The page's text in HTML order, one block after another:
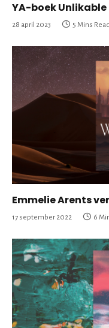
YA-boek
28 april 2023 5 Mins
Emmelie Arents
17 september 2022 6